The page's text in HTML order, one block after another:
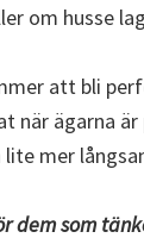
om husse
att bli
när ägarna
lite mer
dem som